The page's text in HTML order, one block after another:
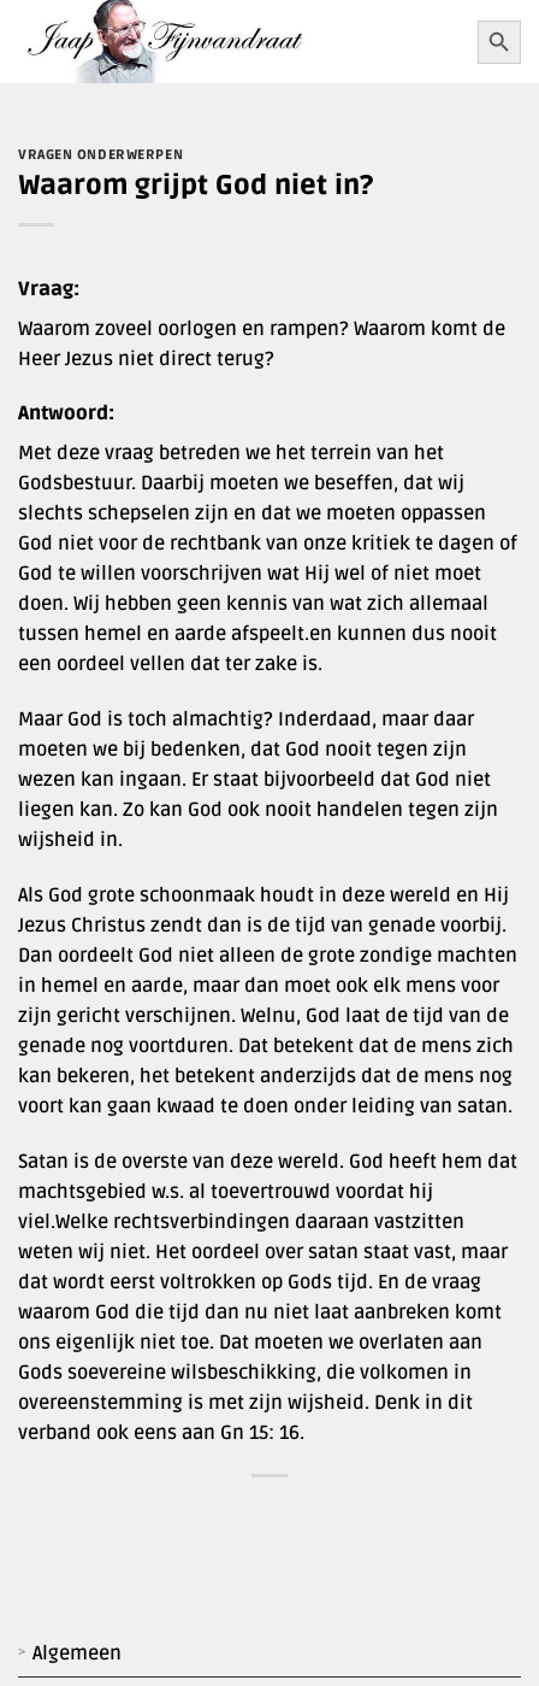
naar
Zoek
naar:
Algemeen
VRAGEN ONDERWERPEN
Waarom grijpt God niet in?
Vraag:
Waarom zoveel oorlogen en rampen? Waarom komt de
Heer Jezus niet direct terug?
Antwoord:
Met deze vraag betreden we het terrein van het
Godsbestuur. Daarbij moeten we beseffen, dat wij
slechts schepselen zijn en dat we moeten oppassen
God niet voor de rechtbank van onze kritiek te dagen of
God te willen voorschrijven wat Hij wel of niet moet
doen. Wij hebben geen kennis van wat zich allemaal
tussen hemel en aarde afspeelt.en kunnen dus nooit
een oordeel vellen dat ter zake is.
Maar God is toch almachtig? Inderdaad, maar daar
moeten we bij bedenken, dat God nooit tegen zijn
wezen kan ingaan. Er staat bijvoorbeeld dat God niet
liegen kan. Zo kan God ook nooit handelen tegen zijn
wijsheid in.
Als God grote schoonmaak houdt in deze wereld en Hij
Jezus Christus zendt dan is de tijd van genade voorbij.
Dan oordeelt God niet alleen de grote zondige machten
in hemel en aarde, maar dan moet ook elk mens voor
zijn gericht verschijnen. Welnu, God laat de tijd van de
genade nog voortduren. Dat betekent dat de mens zich
kan bekeren, het betekent anderzijds dat de mens nog
voort kan gaan kwaad te doen onder leiding van satan.
Satan is de overste van deze wereld. God heeft hem dat
machtsgebied w.s. al toevertrouwd voordat hij
viel.Welke rechtsverbindingen daaraan vastzitten
weten wij niet. Het oordeel over satan staat vast, maar
dat wordt eerst voltrokken op Gods tijd. En de vraag
waarom God die tijd dan nu niet laat aanbreken komt
ons eigenlijk niet toe. Dat moeten we overlaten aan
Gods soevereine wilsbeschikking, die volkomen in
overeenstemming is met zijn wijsheid. Denk in dit
verband ook eens aan Gn 15: 16.